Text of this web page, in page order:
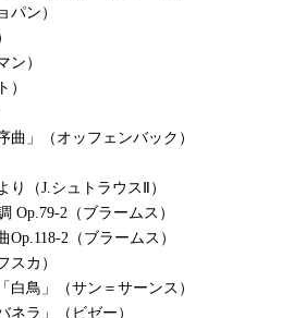
パン）
ン）
）
曲」（オッフェンバック）
（J.シュトラウスⅡ）
Op.79-2（ブラームス）
2（ブラームス）
スカ）
白鳥」（サン＝サーンス）
ネラ」（ビゼー）